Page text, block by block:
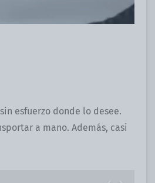
esfuerzo donde lo desee.
a mano. Además, casi